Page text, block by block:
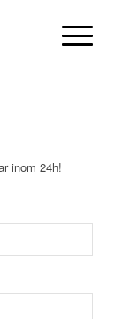
inom 24h!